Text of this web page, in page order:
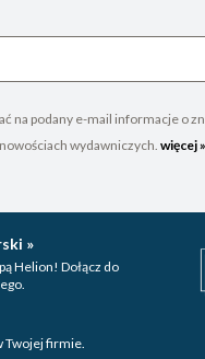
na podany e-mail informacje o
wydawniczych. więcej »
»
Helion! Dołącz do
Twojej firmie.